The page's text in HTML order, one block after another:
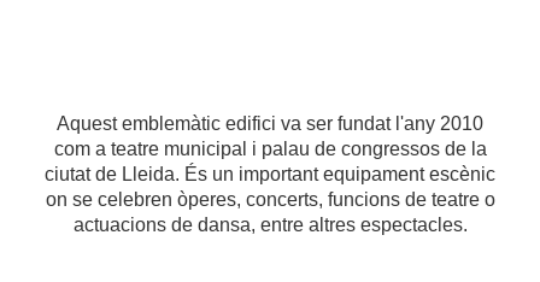
Aquest emblemàtic edifici va ser fundat l'any 2010
com a teatre municipal i palau de congressos de la
ciutat de Lleida. És un important equipament escènic
on se celebren òperes, concerts, funcions de teatre o
actuacions de dansa, entre altres espectacles.